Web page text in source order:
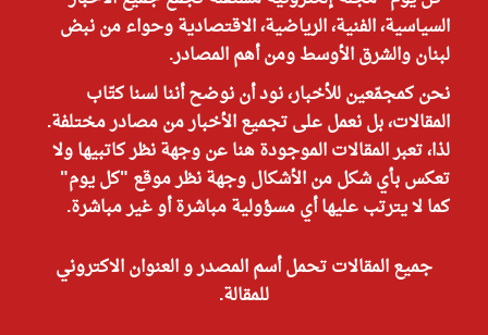
السياسية، الفنية، الرياضية، الاقتصادية وحواء من نبض
لبنان والشرق الأوسط ومن أهم المصادر.
نحن كمجمّعين للأخبار، نود أن نوضح أننا لسنا كتّاب
المقالات، بل نعمل على تجميع الأخبار من مصادر مختلفة.
لذا، تعبر المقالات الموجودة هنا عن وجهة نظر كاتبيها ولا
تعكس بأي شكل من الأشكال وجهة نظر موقع "كل يوم"
كما لا يترتب عليها أي مسؤولية مباشرة أو غير مباشرة.
جميع المقالات تحمل أسم المصدر و العنوان الاكتروني
للمقالة.